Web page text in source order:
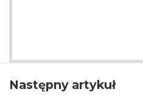
Następny artykuł